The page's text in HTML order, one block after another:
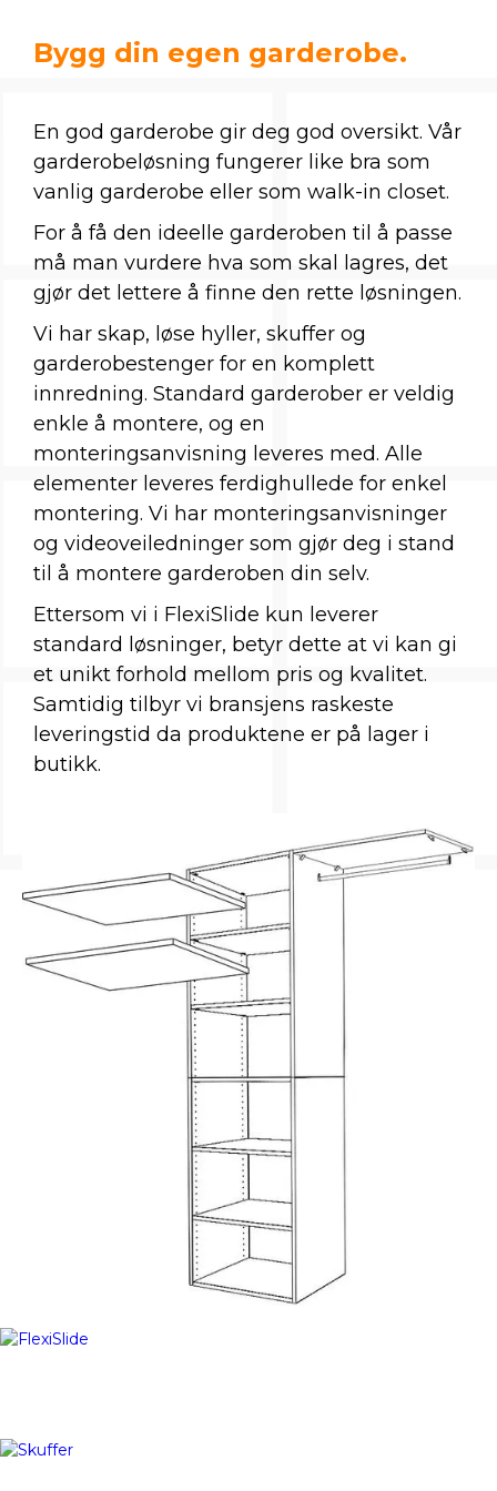
Bygg din egen garderobe.
En god garderobe gir deg god oversikt. Vår
garderobeløsning fungerer like bra som
vanlig garderobe eller som walk-in closet.
For å få den ideelle garderoben til å passe
må man vurdere hva som skal lagres, det
gjør det lettere å finne den rette løsningen.
Vi har skap, løse hyller, skuffer og
garderobestenger for en komplett
innredning. Standard garderober er veldig
enkle å montere, og en
monteringsanvisning leveres med. Alle
elementer leveres ferdighullede for enkel
montering. Vi har monteringsanvisninger
og videoveiledninger som gjør deg i stand
til å montere garderoben din selv.
Ettersom vi i FlexiSlide kun leverer
standard løsninger, betyr dette at vi kan gi
et unikt forhold mellom pris og kvalitet.
Samtidig tilbyr vi bransjens raskeste
leveringstid da produktene er på lager i
butikk.